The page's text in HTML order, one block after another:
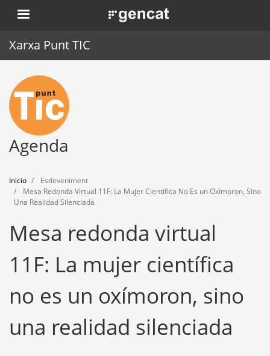
Pasar
al
. Obre en una nova finestra.
Xarxa Punt TIC
Inicio
Punt TIC
Actualidad
Formación
Agenda
Inicio
Esdeveniment
Mesa Redonda Virtual 11F: La Mujer Científica No Es un Oxímoron, Sino
Una Realidad Silenciada
Mesa redonda virtual
11F: La mujer científica
no es un oxímoron, sino
una realidad silenciada